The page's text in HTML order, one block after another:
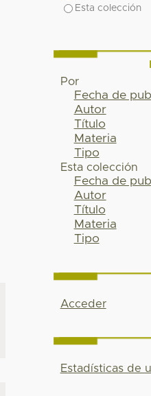
Esta colección
Por
Fecha de
Autor
Título
Materia
Tipo
Esta colección
Fecha de
Autor
Título
Materia
Tipo
Acceder
Estadísticas de